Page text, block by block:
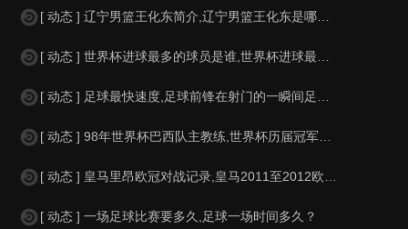
[ 动态 ] 辽宁男篮王化东简介,辽宁男篮王化东是哪里人？
[ 动态 ] 世界杯进球最多的球员是谁,世界杯进球最多的球员是谁？
[ 动态 ] 足球最快速度,足球前锋在射门的一瞬间足球的速度有多快？？
[ 动态 ] 98年世界杯巴西队主教练,世界杯历届冠军球队教练
[ 动态 ] 皇马里昂欧冠对战记录,皇马2011至2012欧冠赛程&nbs
[ 动态 ] 一场足球比赛要多久,足球一场时间多久？